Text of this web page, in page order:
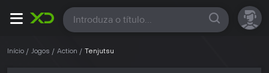
Todas
Início Jogos Action Tenjutsu